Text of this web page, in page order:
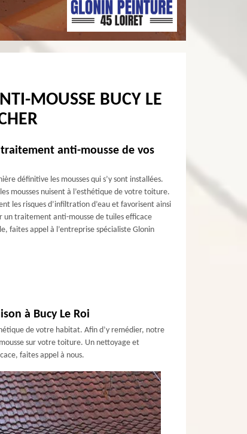
MOUSSE BUCY LE
anti-mousse de vos
définitive les mousses qui s’y sont installées.
mousses nuisent à l’esthétique de votre toiture.
les risques d’infiltration d’eau et favorisent ainsi
un traitement anti-mousse de tuiles efficace
faites appel à l’entreprise spécialiste Glonin
à Bucy Le Roi
de votre habitat. Afin d’y remédier, notre
sur votre toiture. Un nettoyage et
faites appel à nous.